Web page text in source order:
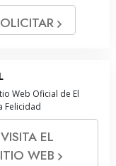
Web Oficial de El
Felicidad
VISITA EL
WEB